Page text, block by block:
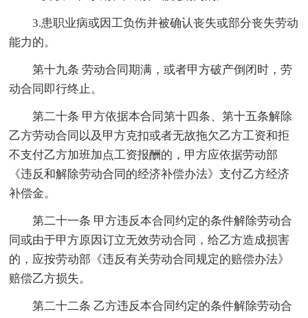
3.患职业病或因工负伤并被确认丧失或部分丧失劳动
能力的。
第十九条 劳动合同期满，或者甲方破产倒闭时，劳
动合同即行终止。
第二十条 甲方依据本合同第十四条、第十五条解除
乙方劳动合同以及甲方克扣或者无故拖欠乙方工资和拒
不支付乙方加班加点工资报酬的，甲方应依据劳动部
《违反和解除劳动合同的经济补偿办法》支付乙方经济
补偿金。
第二十一条 甲方违反本合同约定的条件解除劳动合
同或由于甲方原因订立无效劳动合同，给乙方造成损害
的，应按劳动部《违反有关劳动合同规定的赔偿办法》
赔偿乙方损失。
第二十二条 乙方违反本合同约定的条件解除劳动合